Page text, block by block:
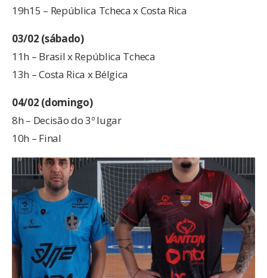
19h15 – República Tcheca x Costa Rica
03/02 (sábado)
11h – Brasil x República Tcheca
13h – Costa Rica x Bélgica
04/02 (domingo)
8h – Decisão do 3º lugar
10h – Final